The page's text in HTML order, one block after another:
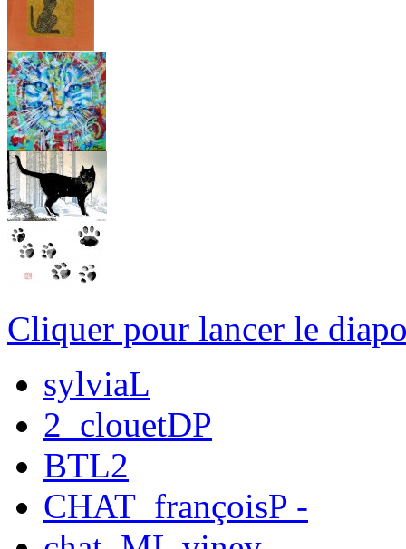
Cliquer pour lancer le
sylviaL
2_clouetDP
BTL2
CHAT_françoisP -